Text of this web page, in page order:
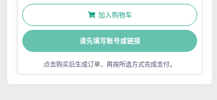
加入购物车
请先填写账号或链接
点击购买后生成订单，再按所选方式完成支付。